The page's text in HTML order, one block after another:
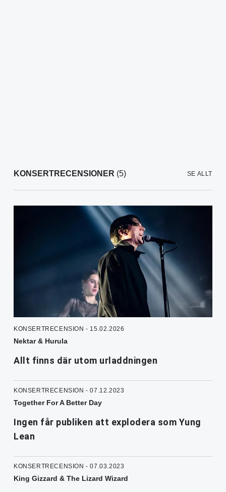
KONSERTRECENSIONER (5) SE ALLT
KONSERTRECENSION - 15.02.2026
Nektar & Hurula
Allt finns där utom urladdningen
KONSERTRECENSION - 07.12.2023
Together For A Better Day
Ingen får publiken att explodera som Yung
Lean
KONSERTRECENSION - 07.03.2023
King Gizzard & The Lizard Wizard